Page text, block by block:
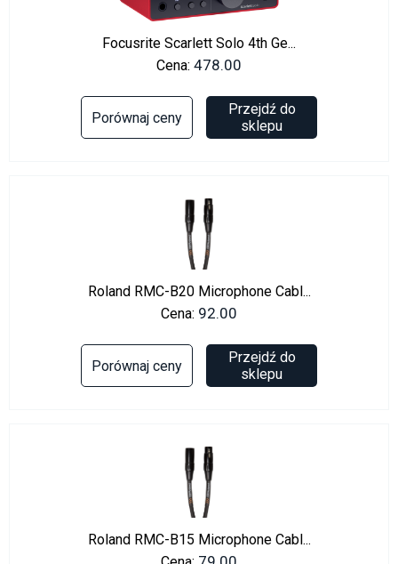
Focusrite Scarlett Solo 4th Ge...
Cena: 478.00
Porównaj ceny
Przejdź do
sklepu
Roland RMC-B20 Microphone Cabl...
Cena: 92.00
Porównaj ceny
Przejdź do
sklepu
Roland RMC-B15 Microphone Cabl...